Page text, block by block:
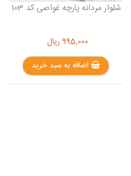
شلوار مردانه پارچه غواصی کد 103
995,000 ریال
اضافه به سبد خرید